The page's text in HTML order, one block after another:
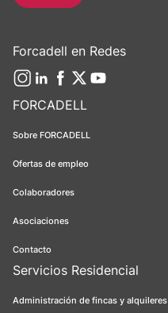
FORCADELL
Sobre FORCADELL
Ofertas de empleo
Colaboradores
Asociaciones
Contacto
Servicios Residencial
Administración de fincas y alquileres
Forcadell en Redes